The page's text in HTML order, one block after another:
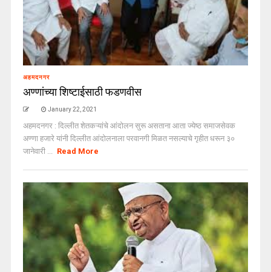
अहमदनगर
अण्णांच्या शिष्टाईसाठी फडणवीस
January 22, 2021
अहमदनगर : दिल्लीत शेतकऱ्यांचे आंदोलन सुरू असताना आता ज्येष्ठ समाजसेवक
अण्णा हजारे यांनी दिल्लीत आंदोलनाला परवानगी मिळत नसल्याचे गृहीत धरून ३०
जानेवारी ... Read More